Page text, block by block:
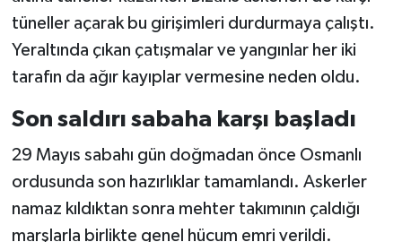
tüneller açarak bu girişimleri durdurmaya çalıştı.
Yeraltında çıkan çatışmalar ve yangınlar her iki
tarafın da ağır kayıplar vermesine neden oldu.
Son saldırı sabaha karşı başladı
29 Mayıs sabahı gün doğmadan önce Osmanlı
ordusunda son hazırlıklar tamamlandı. Askerler
namaz kıldıktan sonra mehter takımının çaldığı
marşlarla birlikte genel hücum emri verildi.